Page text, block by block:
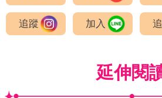
追蹤 加入
延伸閱